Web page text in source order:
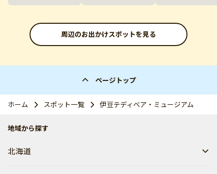
周辺のお出かけスポットを見る
ページトップ
ホーム スポット一覧 伊豆テディベア・ミュージアム
地域から探す
北海道